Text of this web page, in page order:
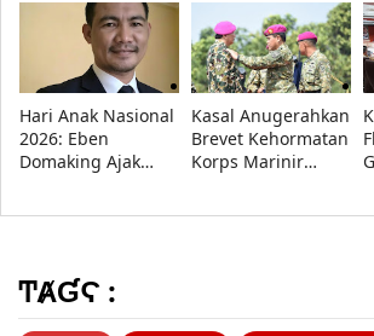
Lantik 1.177
Perwira Remaja
Pendidikan
Kebangsaan
Hari Anak Nasional
2026: Eben
Domaking Ajak
Kasal Anugerahkan
Brevet Kehormatan
Korps Marinir
ͲȺƓϚ :